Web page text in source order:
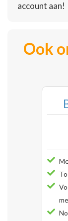
account aan!
Ook